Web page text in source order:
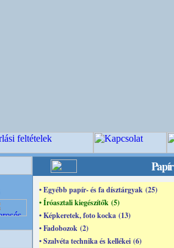
• Egyébb papír- és fa dísztárgyak (25)
• Íróasztali kiegészítők (5)
• Képkeretek, foto kocka (13)
• Fadobozok (2)
• Szalvéta technika és kellékei (6)